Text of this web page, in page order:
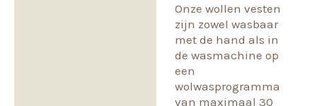
Onze wollen vesten
zijn zowel wasbaar
met de hand als in
de wasmachine op
een
wolwasprogramma
van maximaal 30